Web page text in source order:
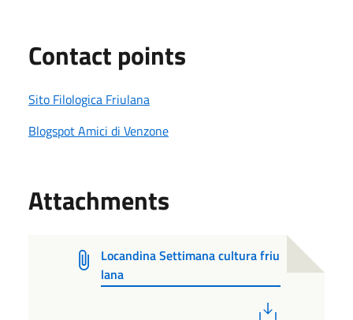
Contact points
Sito Filologica Friulana
Blogspot Amici di Venzone
Attachments
Locandina Settimana cultura friu
lana